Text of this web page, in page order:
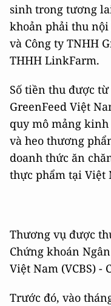
sinh trong tương
khoản phải thu nội
và Công ty TNHH
THHH LinkFarm.
Số tiền thu được
GreenFeed Việt
quy mô mảng
và heo thương
doanh thức ăn
thực phẩm tại Việt
Thương vụ được
Chứng khoán
Việt Nam (VCBS) -
Trước đó, vào